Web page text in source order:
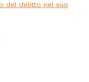
del delitto nel suo